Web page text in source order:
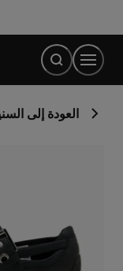
Content
العودة إلى